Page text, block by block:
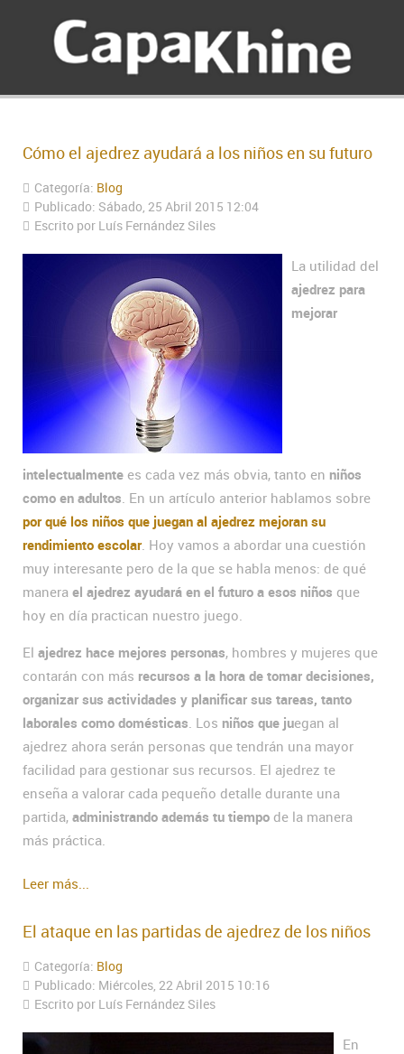
Cómo el ajedrez ayudará a los niños en su futuro
Categoría: Blog
Publicado: Sábado, 25 Abril 2015 12:04
Escrito por Luís Fernández Siles
La utilidad del
ajedrez para
mejorar
intelectualmente es cada vez más obvia, tanto en niños
como en adultos . En un artículo anterior hablamos sobre
por qué los niños que juegan al ajedrez mejoran su
rendimiento escolar. Hoy vamos a abordar una cuestión
muy interesante pero de la que se habla menos: de qué
manera el ajedrez ayudará en el futuro a esos niños que
hoy en día practican nuestro juego.
El ajedrez hace mejores personas, hombres y mujeres que
contarán con más recursos a la hora de tomar decisiones,
organizar sus actividades y planificar sus tareas, tanto
laborales como domésticas . Los niños que juegan al
ajedrez ahora serán personas que tendrán una mayor
facilidad para gestionar sus recursos. El ajedrez te
enseña a valorar cada pequeño detalle durante una
partida, administrando además tu tiempo de la manera
más práctica.
Leer más...
El ataque en las partidas de ajedrez de los niños
Categoría: Blog
Publicado: Miércoles, 22 Abril 2015 10:16
Escrito por Luís Fernández Siles
En